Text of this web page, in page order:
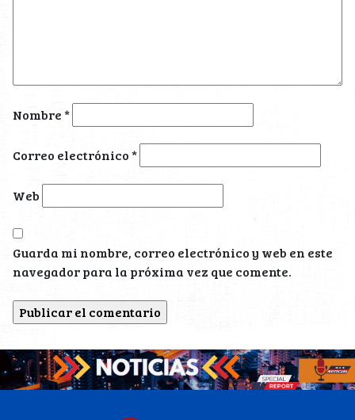
Nombre*
Correo electrónico*
Web
Guarda mi nombre, correo electrónico y web en este
navegador para la próxima vez que comente.